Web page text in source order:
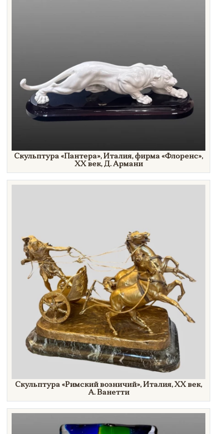
Скульптура «Пантера», Италия, фирма «Флоренс»,
ХX век, Д. Армани
Скульптура «Римский возничий», Италия, ХХ век,
А. Ванетти